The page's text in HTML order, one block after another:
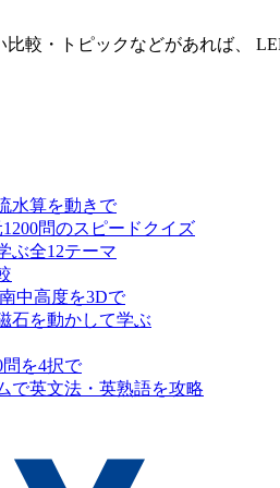
較・トピックなどがあれば、
水算を動きで
問のスピードクイズ
ぶ全12テーマ
中高度を3Dで
石を動かして学ぶ
問を4択で
で英文法・英熟語を攻略